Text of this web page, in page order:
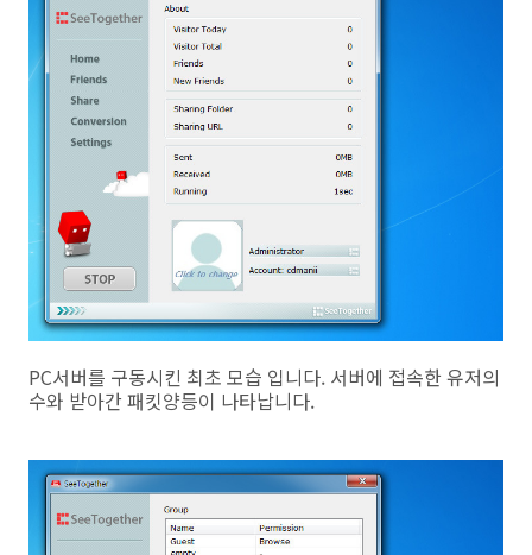
PC서버를 구동시킨 최초 모습 입니다. 서버에 접속한 유저의
수와 받아간 패킷양등이 나타납니다.